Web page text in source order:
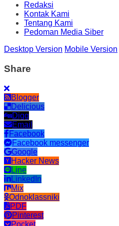
Redaksi
Kontak Kami
Tentang Kami
Pedoman Media Siber
Desktop Version Mobile Version
Share
Blogger
Delicious
Digg
Email
Facebook
Facebook messenger
Google
Hacker News
Line
LinkedIn
Mix
Odnoklassniki
PDF
Pinterest
Pocket